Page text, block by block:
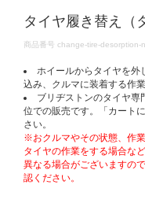
タイヤ履き替え（
DETAILS
商品番号 change-tire-desorption-
ホイールからタイヤを外
込み、クルマに装着する作業
ブリヂストンのタイヤ専
位での販売です。「カート
さい。
※おクルマやその状態、作
タイヤの作業をする場合な
異なる場合がございますの
認ください。